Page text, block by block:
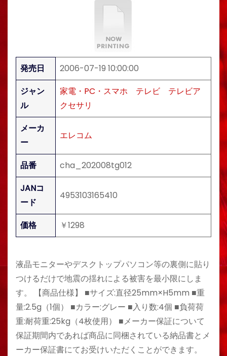
発売日
2006-07-19 10:00:00
ジャン
ル
家電・PC・スマホ テレビ
テレビア
クセサリ
メーカ
ー
エレコム
品番
cha_202008tg012
JANコ
ード
4953103165410
価格 ￥1298
液晶モニターやデスクトップパソコン等の裏側に貼り
つけるだけで地震の揺れによる被害を最小限にしま
す。 【商品仕様】 ■サイズ:直径25mm×H5mm ■重
量:2.5g（1個） ■カラー:グレー ■入り数:4個 ■負荷荷
重:耐荷重:25kg（4枚使用） ■メーカー保証について
保証期間内であれば商品に同梱されている納品書とメ
ーカー保証書にてお受けいただくことができます。